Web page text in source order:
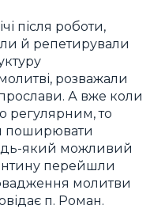
після роботи,
й репетирували
розважали
прослави. А вже коли
регулярним, то
поширювати
який можливий
перейшли
молитви
п. Роман.